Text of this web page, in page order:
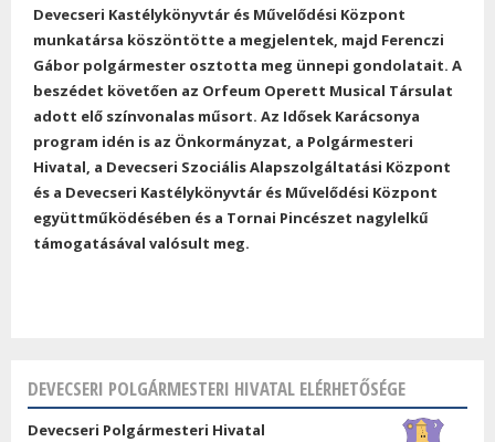
Devecseri Kastélykönyvtár és Művelődési Központ
munkatársa köszöntötte a megjelentek, majd Ferenczi
Gábor polgármester osztotta meg ünnepi gondolatait. A
beszédet követően az Orfeum Operett Musical Társulat
adott elő színvonalas műsort. Az Idősek Karácsonya
program idén is az Önkormányzat, a Polgármesteri
Hivatal, a Devecseri Szociális Alapszolgáltatási Központ
és a Devecseri Kastélykönyvtár és Művelődési Központ
együttműködésében és a Tornai Pincészet nagylelkű
támogatásával valósult meg.
DEVECSERI POLGÁRMESTERI HIVATAL ELÉRHETŐSÉGE
Devecseri Polgármesteri Hivatal